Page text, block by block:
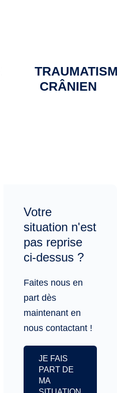
TRAUMATISME
CRÂNIEN
Votre
situation n'est
pas reprise
ci-dessus ?
Faites nous en
part dès
maintenant en
nous contactant !
JE FAIS
PART DE
MA